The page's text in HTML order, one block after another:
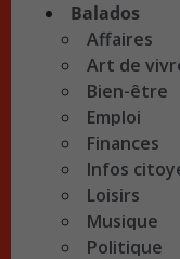
Balados
Affaires
Art de
Bien-être
Emploi
Finances
Infos
Loisirs
Musique
Politique